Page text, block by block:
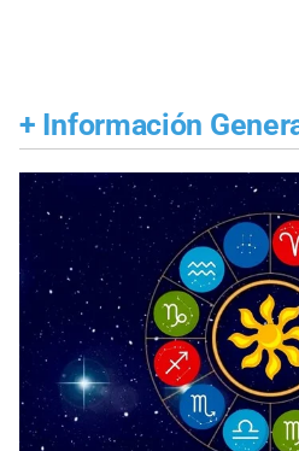
+ Información